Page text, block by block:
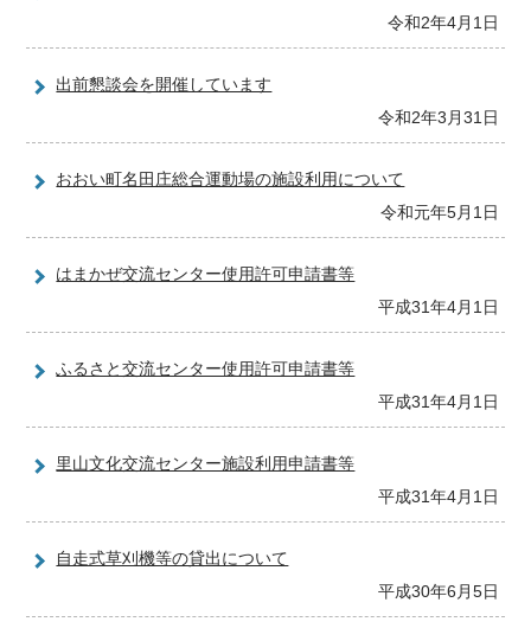
令和2年4月1日
出前懇談会を開催しています
令和2年3月31日
おおい町名田庄総合運動場の施設利用について
令和元年5月1日
はまかぜ交流センター使用許可申請書等
平成31年4月1日
ふるさと交流センター使用許可申請書等
平成31年4月1日
里山文化交流センター施設利用申請書等
平成31年4月1日
自走式草刈機等の貸出について
平成30年6月5日